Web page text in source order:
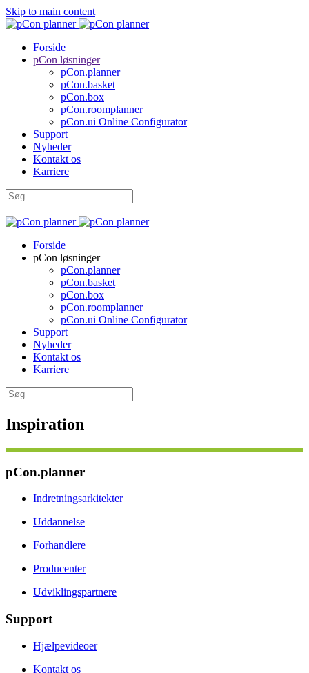
Skip to main content
Forside
pCon løsninger
pCon.planner
pCon.basket
pCon.box
pCon.roomplanner
pCon.ui Online Configurator
Support
Nyheder
Kontakt os
Karriere
Forside
pCon løsninger
pCon.planner
pCon.basket
pCon.box
pCon.roomplanner
pCon.ui Online Configurator
Support
Nyheder
Kontakt os
Karriere
Inspiration
pCon.planner
Indretningsarkitekter
Uddannelse
Forhandlere
Producenter
Udviklingspartnere
Support
Hjælpevideoer
Kontakt os